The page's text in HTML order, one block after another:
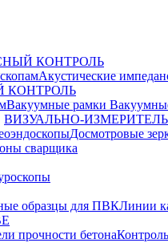
КОНТРОЛЬ
Акустические
КОНТРОЛЬ
Вакуумные рамки
ВИЗУАЛЬНО-
Досмотровые
сварщика
образцы для ПВКЛинии
прочности бетона